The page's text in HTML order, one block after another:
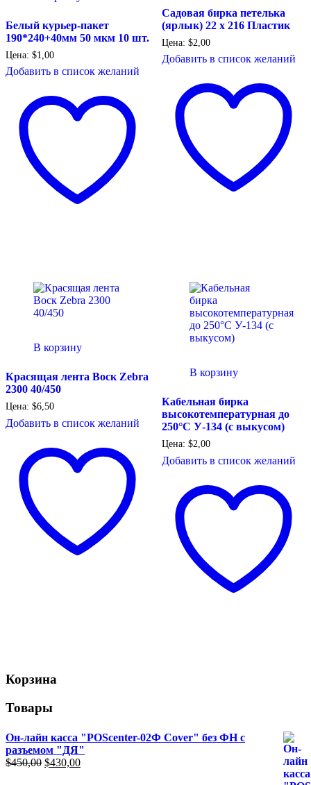
Белый курьер-пакет
190*240+40мм 50 мкм 10 шт.
Цена: $1,00
Добавить в список желаний
Садовая бирка петелька
(ярлык) 22 х 216 Пластик
Цена: $2,00
Добавить в список желаний
В корзину
Красящая лента Воск Zebra
2300 40/450
Цена: $6,50
Добавить в список желаний
В корзину
Кабельная бирка
высокотемпературная до
250°C У-134 (с выкусом)
Цена: $2,00
Добавить в список желаний
Корзина
Товары
Он-лайн касса "POScenter-02Ф Cover" без ФН с
разъемом "ДЯ"
$450,00 Первоначальная
$430,00Текущая